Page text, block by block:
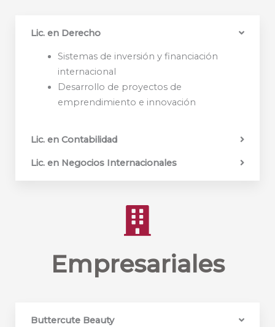
Lic. en Derecho
Sistemas de inversión y financiación
internacional
Desarrollo de proyectos de
emprendimiento e innovación
Lic. en Contabilidad
Lic. en Negocios Internacionales
Empresariales
Buttercute Beauty